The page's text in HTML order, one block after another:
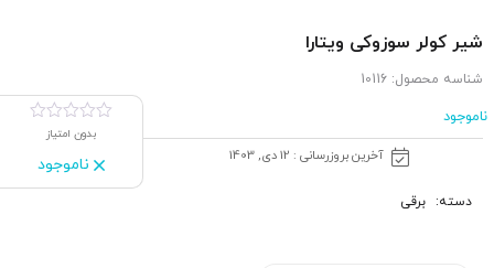
شیر كولر سوزوکی ویتارا
شناسه محصول: 10116
ناموجود
آخرین بروزرسانی : 12 دی, 1403
بدون امتیاز
ناموجود
دسته: برقی